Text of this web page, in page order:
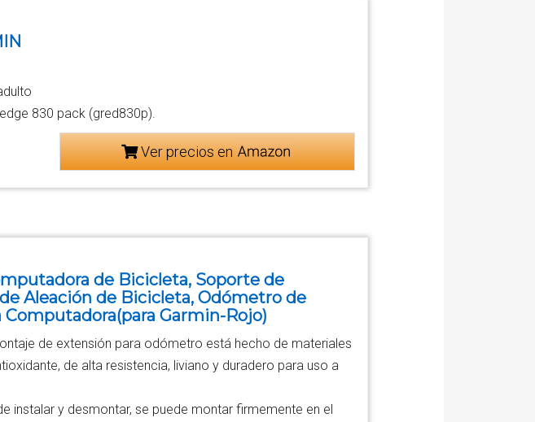
830 pack (gred830p).
Ver precios en
de Bicicleta, Soporte de
Aleación de Bicicleta, Odómetro de
Garmin-Rojo)
de extensión para odómetro está hecho de materiales
de alta resistencia, liviano y duradero para uso a
instalar y desmontar, se puede montar firmemente en el